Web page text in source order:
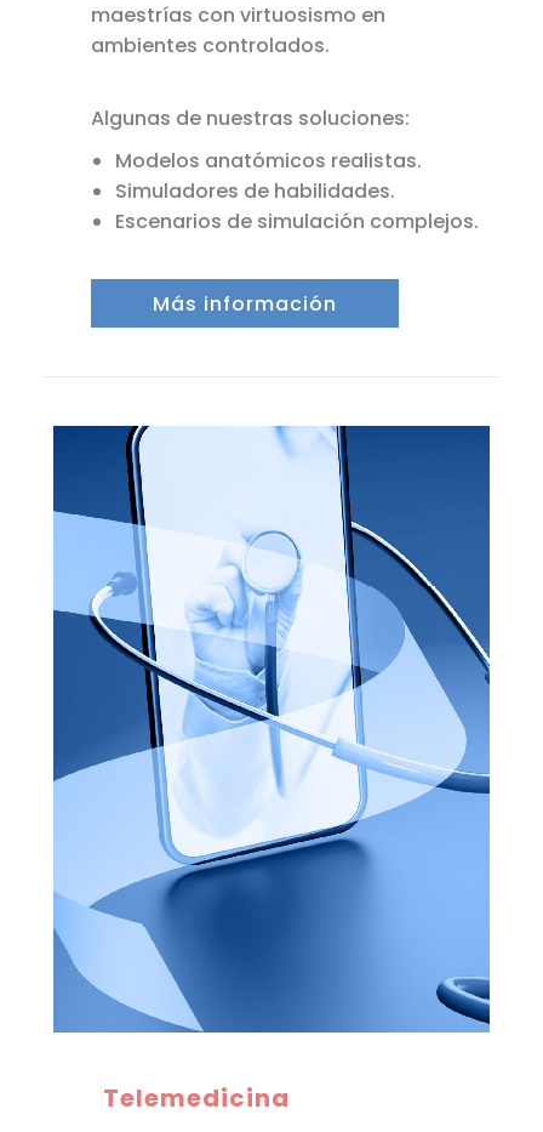
maestrías con virtuosismo en
ambientes controlados.
Algunas de nuestras soluciones:
Modelos anatómicos realistas.
Simuladores de habilidades.
Escenarios de simulación complejos.
Más información
Telemedicina